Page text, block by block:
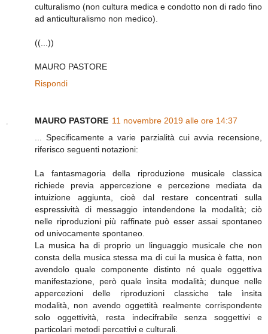
culturalismo (non cultura medica e condotto non di rado fino
ad anticulturalismo non medico).
((...))
MAURO PASTORE
Rispondi
MAURO PASTORE 11 novembre 2019 alle ore 14:37
... Specificamente a varie parzialità cui avvia recensione,
riferisco seguenti notazioni:
La fantasmagoria della riproduzione musicale classica
richiede previa appercezione e percezione mediata da
intuizione aggiunta, cioè dal restare concentrati sulla
espressività di messaggio intendendone la modalità; ciò
nelle riproduzioni più raffinate può esser assai spontaneo
od univocamente spontaneo.
La musica ha di proprio un linguaggio musicale che non
consta della musica stessa ma di cui la musica è fatta, non
avendolo quale componente distinto né quale oggettiva
manifestazione, però quale ìnsita modalità; dunque nelle
appercezioni delle riproduzioni classiche tale ìnsita
modalità, non avendo oggettità realmente corrispondente
solo oggettività, resta indecifrabile senza soggettivi e
particolari metodi percettivi e culturali.